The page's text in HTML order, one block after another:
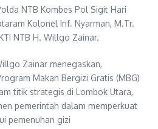
NTB Kombes Pol Sigit Hari
Kolonel Inf. Nyarman, M.Tr.
NTB H. Willgo Zainar.
Zainar menegaskan,
Makan Bergizi Gratis (MBG)
titik strategis di Lombok Utara,
pemerintah dalam memperkuat
pemenuhan gizi